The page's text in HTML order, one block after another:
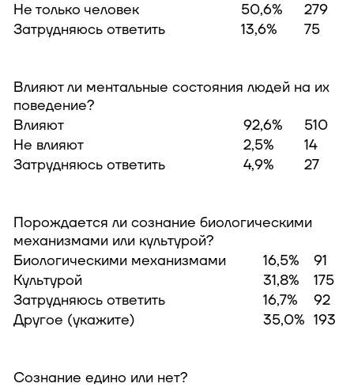
Не только человек
50,6%
279
Затрудняюсь ответить
13,6% 75
Влияют ли ментальные состояния людей на их
поведение?
Влияют
92,6%
510
Не влияют
2,5%
14
Затрудняюсь ответить
4,9% 27
Порождается ли сознание биологическими
механизмами или культурой?
Биологическими механизмами
16,5%
91
Культурой
31,8%
175
Затрудняюсь ответить
16,7%
92
Другое (укажите)
35,0% 193
Сознание едино или нет?